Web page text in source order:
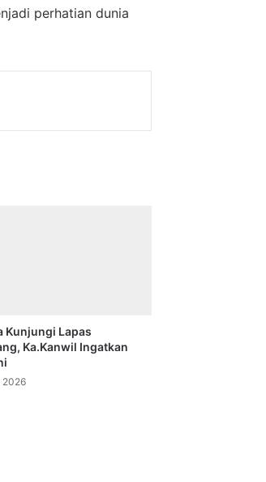
perhatian dunia
Kunjungi Lapas
Ka.Kanwil Ingatkan
2026